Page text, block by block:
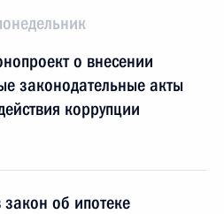
о внесении
законодательные акты
коррупции
об ипотеке